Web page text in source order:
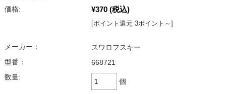
価格:
¥370 (税込)
[ポイント還元 3ポイント～]
メーカー：
スワロフスキー
型番：
668721
数量:
個